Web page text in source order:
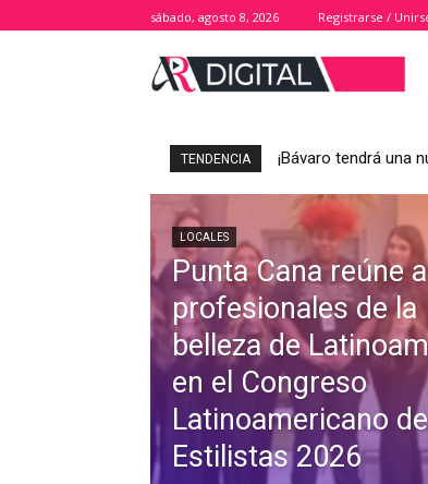
sábado, agosto 8, 2026 Registrarse /
TENDENCIA ¡Bávaro tendrá una
LOCALES
Punta Cana reúne a
profesionales de la
belleza de
en el Congreso
Latinoamericano de
Estilistas 2026